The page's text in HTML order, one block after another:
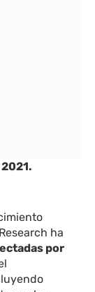
ha
por